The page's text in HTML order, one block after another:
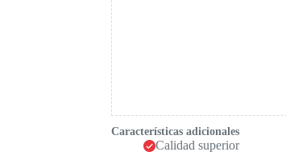
Características adicionales
Calidad superior